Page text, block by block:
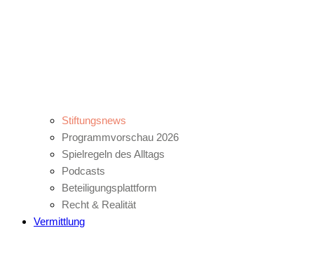
Stiftungsnews
Programmvorschau 2026
Spielregeln des Alltags
Podcasts
Beteiligungsplattform
Recht & Realität
Vermittlung